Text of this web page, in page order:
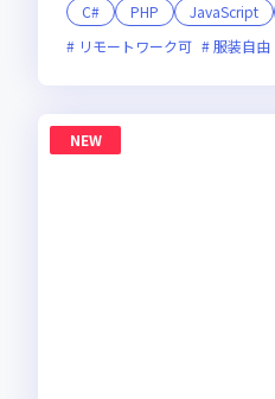
C#
PHP JavaScript
リモートワーク可
服装自由
NEW